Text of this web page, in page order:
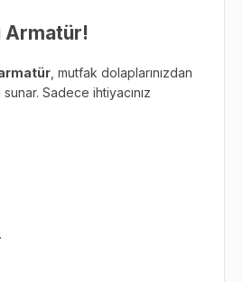
Armatür!
, mutfak dolaplarınızdan
Sadece ihtiyacınız